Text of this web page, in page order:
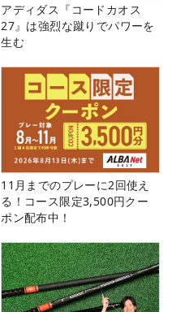
アディダス『コードカオス
27』は強烈な蹴りでパワーを
生む
11月までのプレーに2回使え
る！コース限定3,500円クー
ポン配布中！